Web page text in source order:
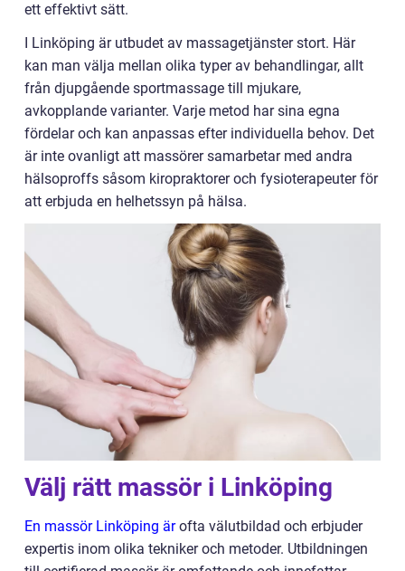
ett effektivt sätt.
I Linköping är utbudet av massagetjänster stort. Här
kan man välja mellan olika typer av behandlingar, allt
från djupgående sportmassage till mjukare,
avkopplande varianter. Varje metod har sina egna
fördelar och kan anpassas efter individuella behov. Det
är inte ovanligt att massörer samarbetar med andra
hälsoproffs såsom kiropraktorer och fysioterapeuter för
att erbjuda en helhetssyn på hälsa.
Välj rätt massör i Linköping
En massör Linköping ärofta välutbildad och erbjuder
expertis inom olika tekniker och metoder. Utbildningen